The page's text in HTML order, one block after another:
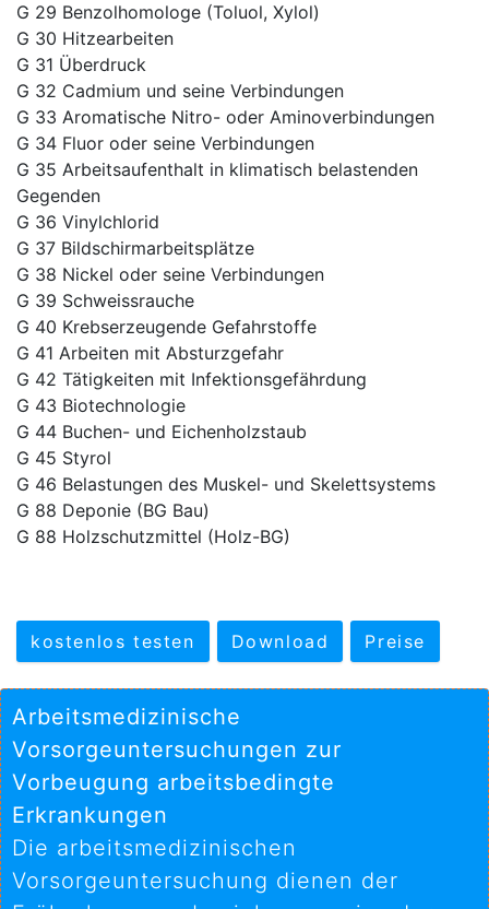
G 29 Benzolhomologe (Toluol, Xylol)
G 30 Hitzearbeiten
G 31 Überdruck
G 32 Cadmium und seine Verbindungen
G 33 Aromatische Nitro- oder Aminoverbindungen
G 34 Fluor oder seine Verbindungen
G 35 Arbeitsaufenthalt in klimatisch belastenden
Gegenden
G 36 Vinylchlorid
G 37 Bildschirmarbeitsplätze
G 38 Nickel oder seine Verbindungen
G 39 Schweissrauche
G 40 Krebserzeugende Gefahrstoffe
G 41 Arbeiten mit Absturzgefahr
G 42 Tätigkeiten mit Infektionsgefährdung
G 43 Biotechnologie
G 44 Buchen- und Eichenholzstaub
G 45 Styrol
G 46 Belastungen des Muskel- und Skelettsystems
G 88 Deponie (BG Bau)
G 88 Holzschutzmittel (Holz-BG)
kostenlos testen Download Preise
Arbeitsmedizinische
Vorsorgeuntersuchungen zur
Vorbeugung arbeitsbedingte
Erkrankungen
Die arbeitsmedizinischen
Vorsorgeuntersuchung dienen der